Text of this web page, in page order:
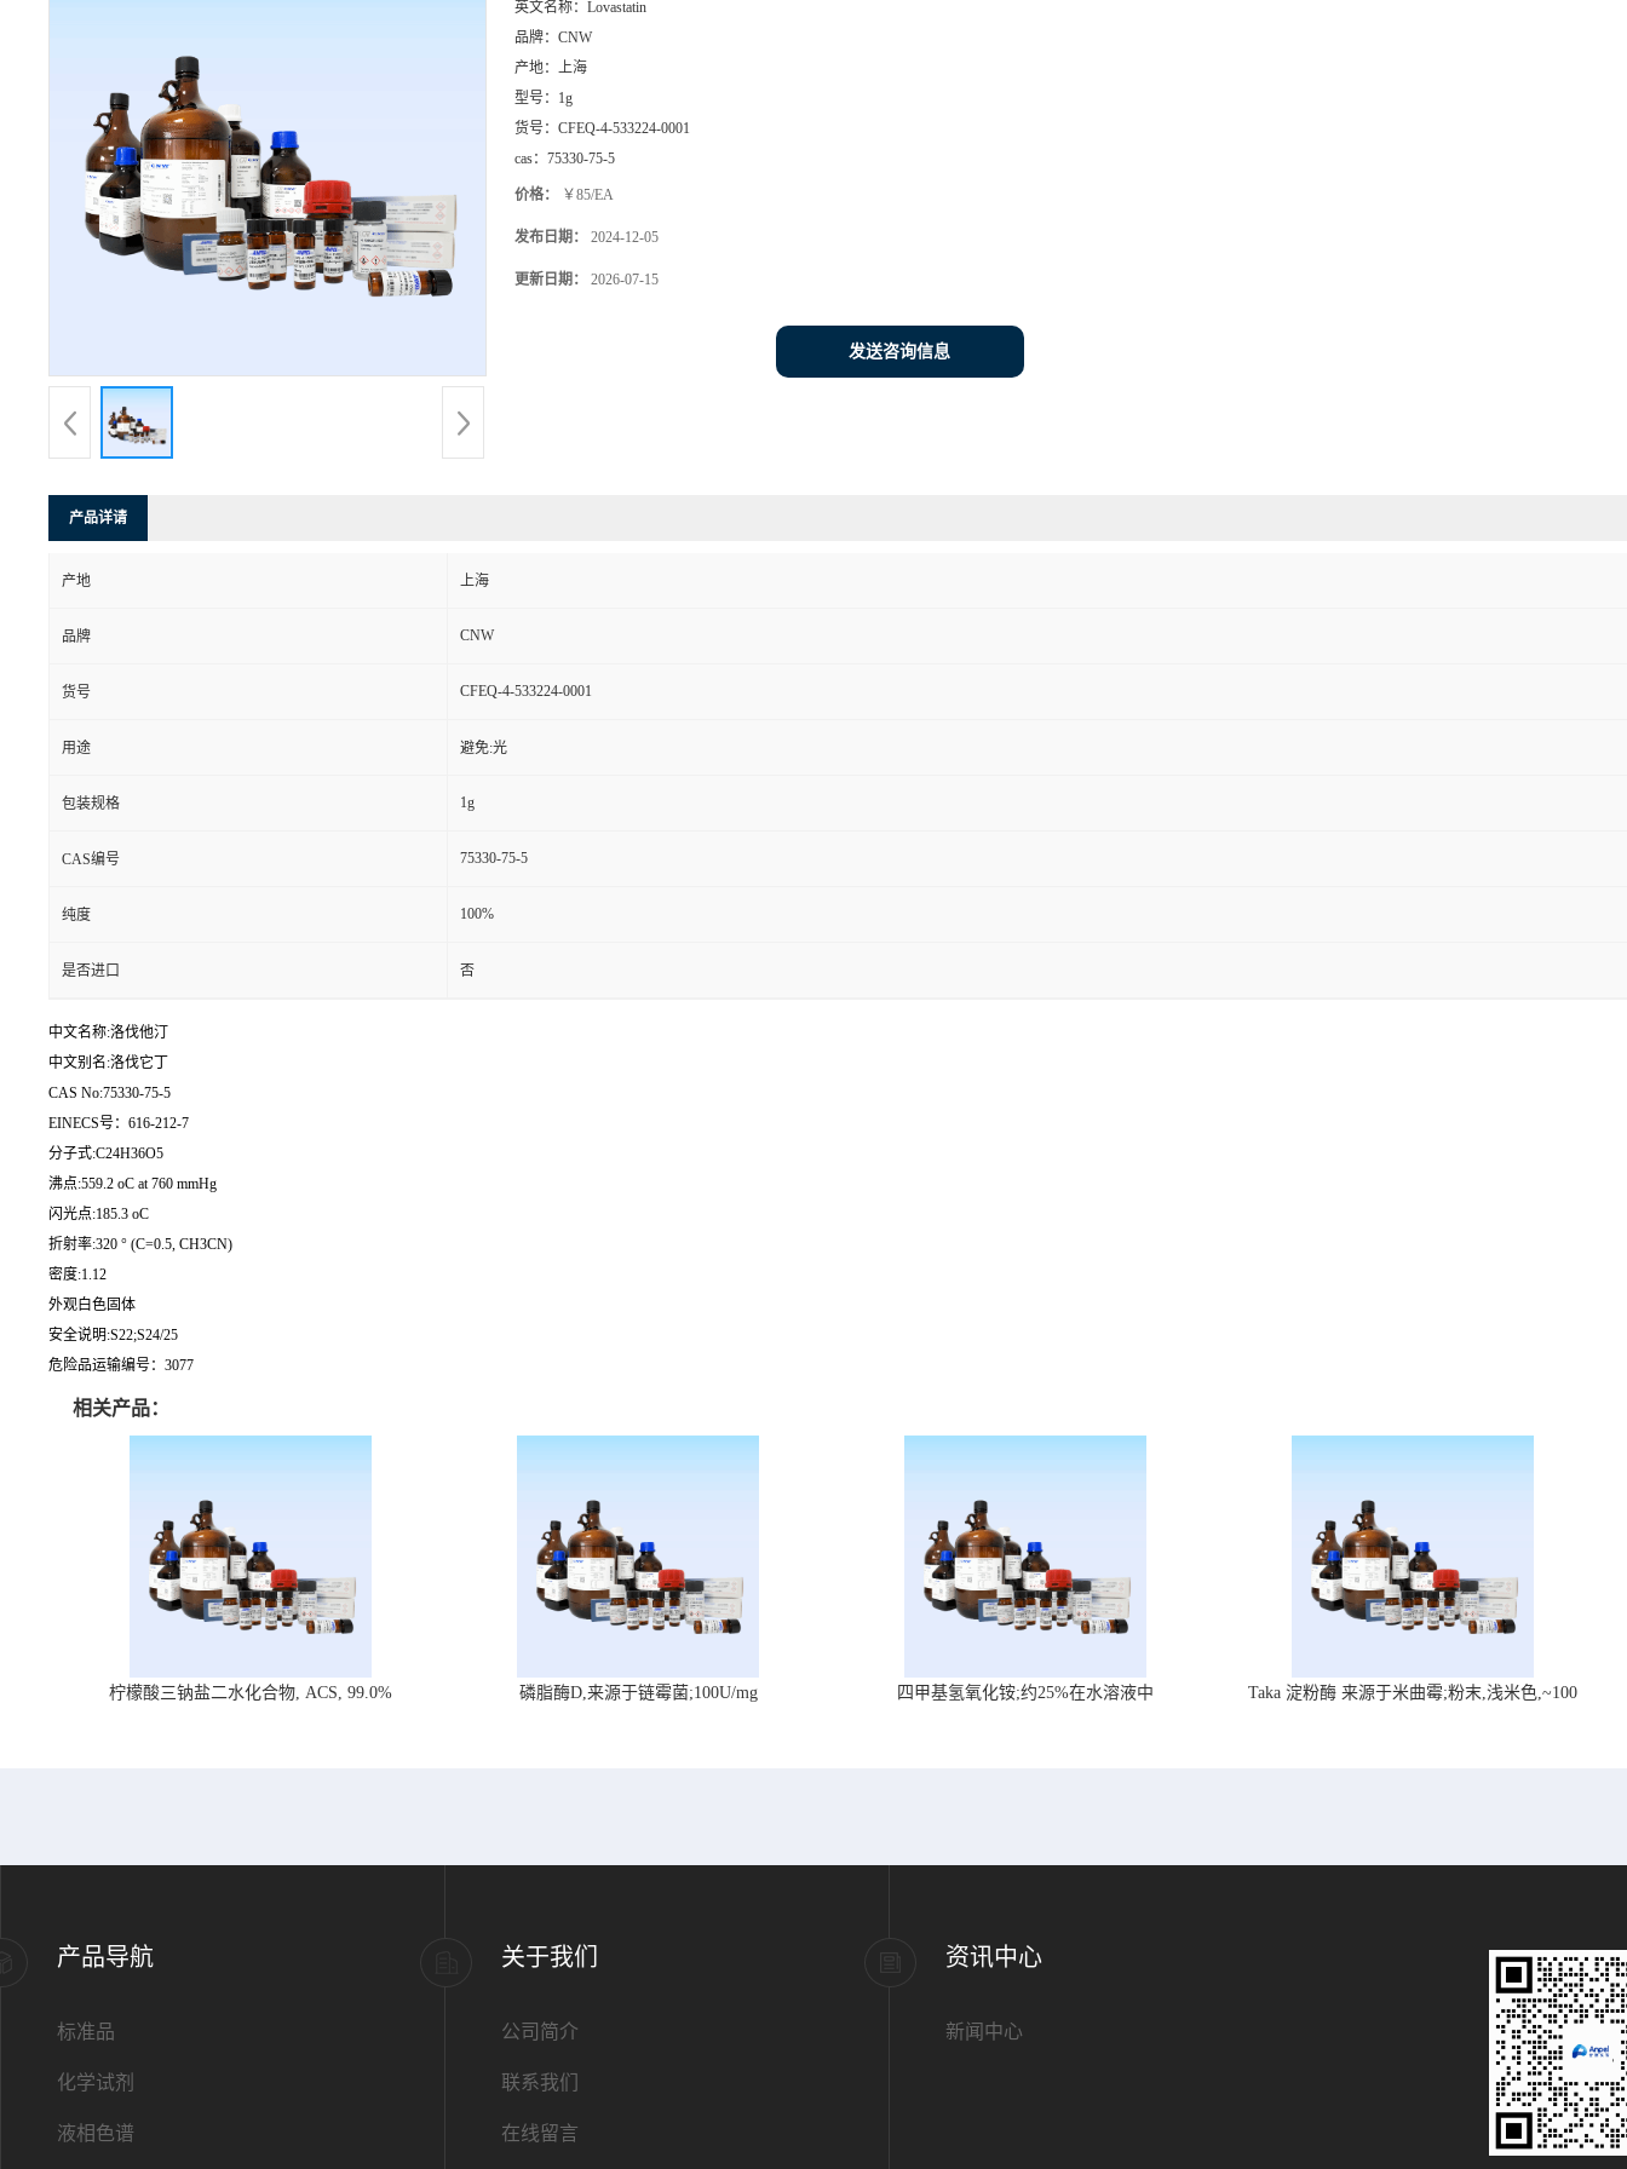
英文名称： Lovastatin
品牌： CNW
产地： 上海
型号： 1g
货号： CFEQ-4-533224-0001
cas： 75330-75-5
价格： ￥85/EA
发布日期： 2024-12-05
更新日期： 2026-07-15
发送咨询信息
产品详请
产地 上海
品牌 CNW
货号 CFEQ-4-533224-0001
用途 避免:光
包装规格 1g
CAS编号 75330-75-5
纯度 100%
是否进口 否
中文名称:洛伐他汀
中文别名:洛伐它丁
CAS No:75330-75-5
EINECS号：616-212-7
分子式:C24H36O5
沸点:559.2 oC at 760 mmHg
闪光点:185.3 oC
折射率:320 ° (C=0.5, CH3CN)
密度:1.12
外观白色固体
安全说明:S22;S24/25
危险品运输编号：3077
相关产品：
柠檬酸三钠盐二水化合物, ACS, 99.0% 磷脂酶D,来源于链霉菌;100U/mg 四甲基氢氧化铵;约25%在水溶液中
Taka 淀粉酶 来源于米曲霉;粉末,浅米色,~100
产品导航
标准品
化学试剂
液相色谱
关于我们
公司简介
联系我们
在线留言
资讯中心
新闻中心